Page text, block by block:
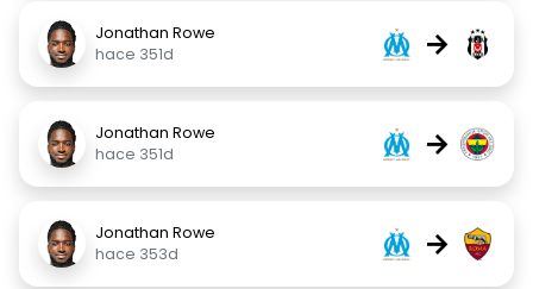
Jonathan Rowe
hace 351d
→
Jonathan Rowe
hace 351d
→
Jonathan Rowe
hace 353d
→